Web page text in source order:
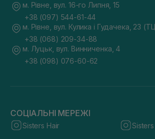
м. Рівне, вул. 16-го Липня, 15
+38 (097) 544-61-44
м. Рівне, вул. Кулика і Гудачека, 23
+38 (068) 209-34-88
м. Луцьк, вул. Винниченка, 4
+38 (098) 076-60-62
СОЦІАЛЬНІ МЕРЕЖІ
Sisters Hair